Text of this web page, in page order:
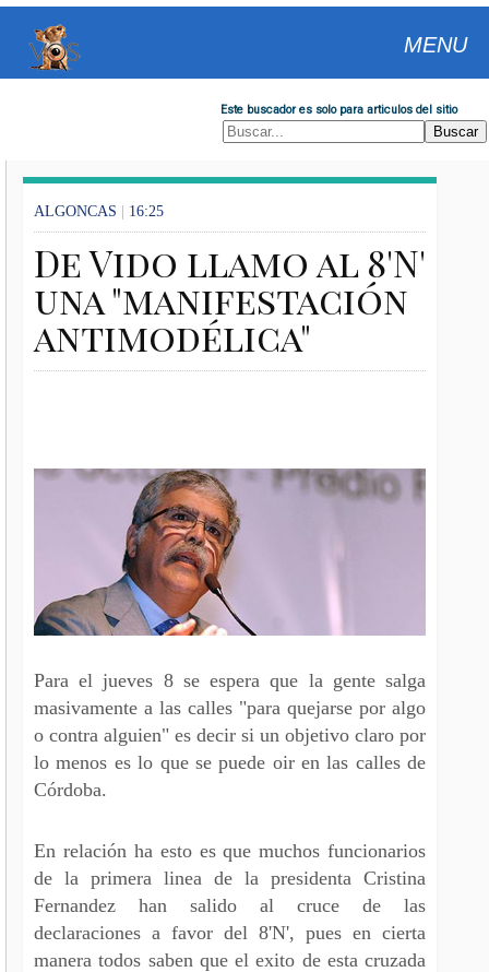
MENU
Este buscador es solo para articulos del sitio
ALGONCAS | 16:25
De Vido llamo al 8'N'
una "manifestación
antimodélica"
Para el jueves 8 se espera que la gente salga
masivamente a las calles "para quejarse por algo
o contra alguien" es decir si un objetivo claro por
lo menos es lo que se puede oir en las calles de
Córdoba.
En relación ha esto es que muchos funcionarios
de la primera linea de la presidenta Cristina
Fernandez han salido al cruce de las
declaraciones a favor del 8'N', pues en cierta
manera todos saben que el exito de esta cruzada